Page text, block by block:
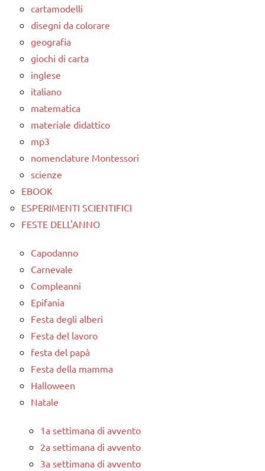
filastrocche
recite
TUTTI GLI
ARGOMENTI
PER ETA'
ARTICOLI
cartamodelli
disegni da colorare
geografia
giochi di carta
inglese
italiano
matematica
materiale didattico
mp3
nomenclature Montessori
scienze
EBOOK
ESPERIMENTI SCIENTIFICI
FESTE DELL'ANNO
Capodanno
Carnevale
Compleanni
Epifania
Festa degli alberi
Festa del lavoro
festa del papà
Festa della mamma
Halloween
Natale
1a settimana di avvento
2a settimana di avvento
3a settimana di avvento